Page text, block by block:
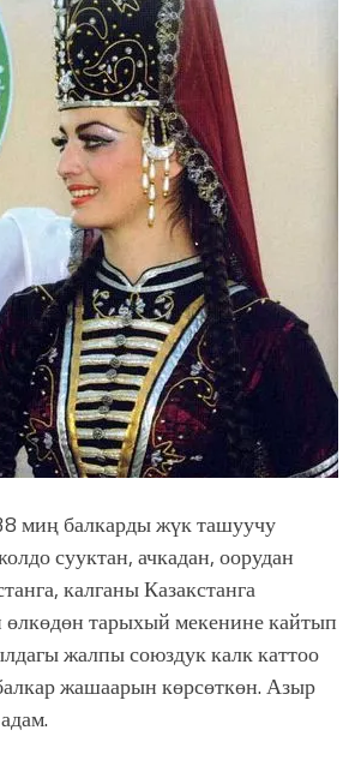
чыгыш
миң балкарды жүк ташуучу
сууктан, ачкадан, оорудан
калганы Казакстанга
өлкөдөн тарыхый мекенине кайтып
жалпы союздук калк каттоо
жашаарын көрсөткөн. Азыр